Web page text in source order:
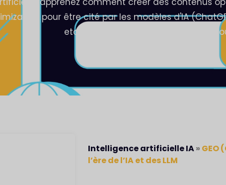
pour être cité par les modèles d'IA
etc.) et atteindre vos propspects là
Intelligence artificielle IA» GEO
l’ère de l’IA et des LLM